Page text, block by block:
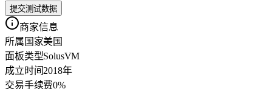
提交测试数据
商家信息
所属国家美国
面板类型SolusVM
成立时间2018年
交易手续费0%